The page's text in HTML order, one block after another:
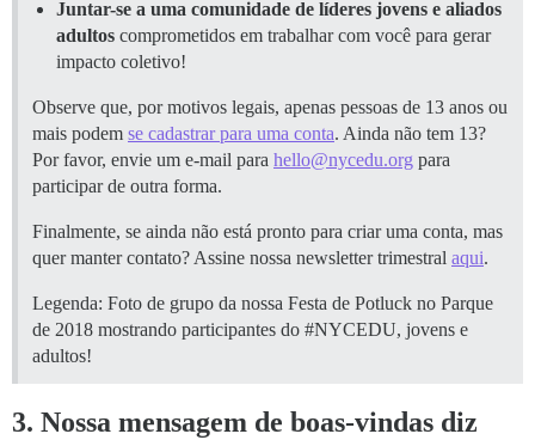
Juntar-se a uma comunidade de líderes jovens e aliados
adultos comprometidos em trabalhar com você para gerar
impacto coletivo!
Observe que, por motivos legais, apenas pessoas de 13 anos ou
mais podem se cadastrar para uma conta. Ainda não tem 13?
Por favor, envie um e-mail para hello@nycedu.org para
participar de outra forma.
Finalmente, se ainda não está pronto para criar uma conta, mas
quer manter contato? Assine nossa newsletter trimestral aqui.
Legenda: Foto de grupo da nossa Festa de Potluck no Parque
de 2018 mostrando participantes do #NYCEDU, jovens e
adultos!
3. Nossa mensagem de boas-vindas diz